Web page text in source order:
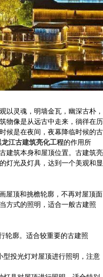
以灵魂，明墙金瓦，幽深古朴，
物像是从远古中走来，徜徉在历
候是在夜间，夜幕降临时候的古
江古建筑亮化工程的作用所
建筑本身和屋顶位置。古建筑亮
灯光及灯具，达到一个美观和显
屋顶和挑檐轮廓，不再对屋顶面
方式的照明，适合一般古建照
轮廓。适合较重要的古建照
投光灯对屋顶进行照明，注意